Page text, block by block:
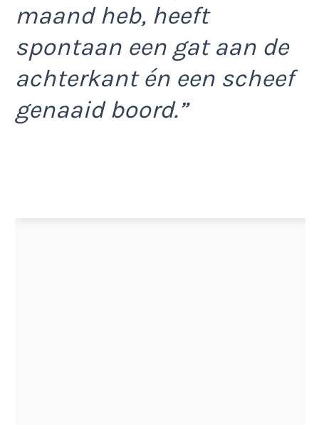
maand heb, heeft
spontaan een gat aan de
achterkant én een scheef
genaaid boord.”